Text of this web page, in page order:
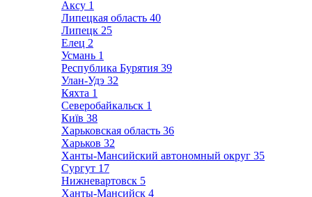
Аксу 1
Липецкая область 40
Липецк 25
Елец 2
Усмань 1
Республика Бурятия 39
Улан-Удэ 32
Кяхта 1
Северобайкальск 1
Київ 38
Харьковская область 36
Харьков 32
Ханты-Мансийский автономный округ 35
Сургут 17
Нижневартовск 5
Ханты-Мансийск 4